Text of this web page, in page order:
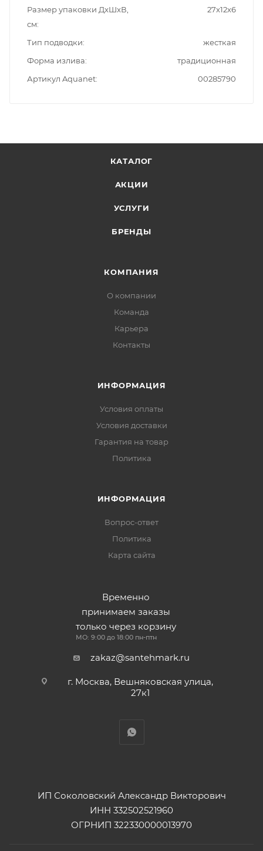
Размер упаковки ДxШxВ,
см
27x12x6
Тип подводки
жесткая
Форма излива
традиционная
Артикул Aquanet
00285790
КАТАЛОГ
АКЦИИ
УСЛУГИ
БРЕНДЫ
КОМПАНИЯ
О компании
Команда
Карьера
Контакты
ИНФОРМАЦИЯ
Условия оплаты
Условия доставки
Гарантия на товар
Политика
ИНФОРМАЦИЯ
Вопрос-ответ
Политика
Карта сайта
Временно
принимаем заказы
только через корзину
МО: 9:00 до 18:00 пн-птн
zakaz@santehmark.ru
г. Москва, Вешняковская улица,
27к1
ИП Соколовский Александр Викторович
ИНН 332502521960
ОГРНИП 322330000013970